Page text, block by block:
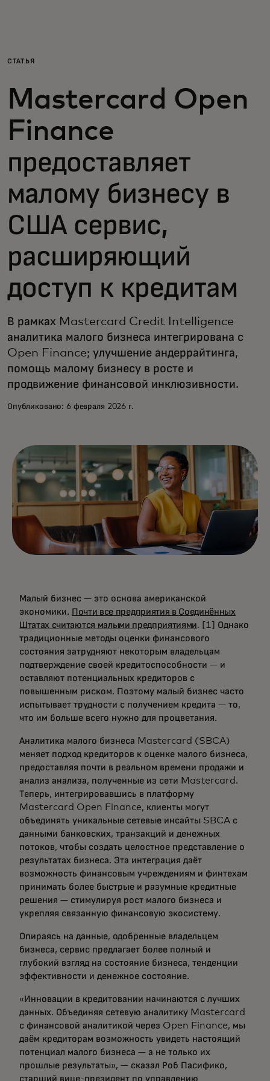
Для бизнеса
Для всего мира
Для новаторов
Новости и тренды
СТАТЬЯ
Mastercard Open
Finance
предоставляет
малому бизнесу в
США сервис,
расширяющий
доступ к кредитам
В рамках Mastercard Credit Intelligence
аналитика малого бизнеса интегрирована с
Open Finance; улучшение андеррайтинга,
помощь малому бизнесу в росте и
продвижение финансовой инклюзивности.
Опубликовано: 6 февраля 2026 г.
Малый бизнес — это основа американской
экономики. Почти все предприятия в Соединённых
Штатах считаются малыми предприятиями. [1] Однако
традиционные методы оценки финансового
состояния затрудняют некоторым владельцам
подтверждение своей кредитоспособности — и
оставляют потенциальных кредиторов с
повышенным риском. Поэтому малый бизнес часто
испытывает трудности с получением кредита — то,
что им больше всего нужно для процветания.
Аналитика малого бизнеса Mastercard (SBCA)
меняет подход кредиторов к оценке малого бизнеса,
предоставляя почти в реальном времени продажи и
анализ анализа, полученные из сети Mastercard.
Теперь, интегрировавшись в платформу
Mastercard Open Finance, клиенты могут
объединять уникальные сетевые инсайты SBCA с
данными банковских, транзакций и денежных
потоков, чтобы создать целостное представление о
результатах бизнеса. Эта интеграция даёт
возможность финансовым учреждениям и финтехам
принимать более быстрые и разумные кредитные
решения — стимулируя рост малого бизнеса и
укрепляя связанную финансовую экосистему.
Опираясь на данные, одобренные владельцем
бизнеса, сервис предлагает более полный и
глубокий взгляд на состояние бизнеса, тенденции
эффективности и денежное состояние.
«Инновации в кредитовании начинаются с лучших
данных. Объединяя сетевую аналитику Mastercard
с финансовой аналитикой через Open Finance, мы
даём кредиторам возможность увидеть настоящий
потенциал малого бизнеса — а не только их
прошлые результаты», — сказал Роб Пасифико,
старший вице-президент по управлению